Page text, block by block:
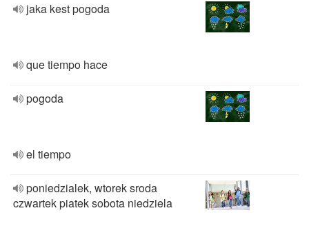
jaka kest pogoda
que tiempo hace
pogoda
el tiempo
poniedzialek, wtorek sroda
czwartek piatek sobota niedziela